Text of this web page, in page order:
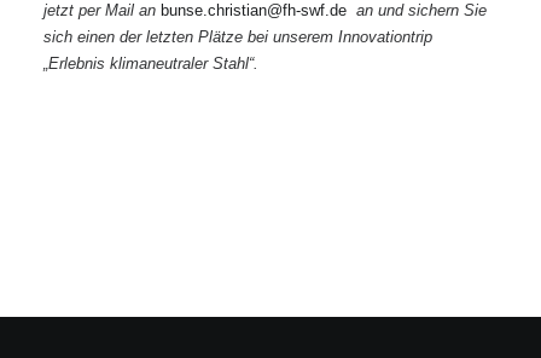
jetzt per Mail an bunse.christian@fh-swf.de an und sichern Sie
sich einen der letzten Plätze bei unserem Innovationtrip
„Erlebnis klimaneutraler Stahl“.